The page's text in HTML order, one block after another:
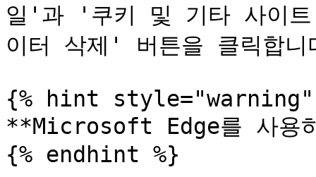
일'과 '쿠키 및 기타 사이
이터 삭제' 버튼을 클릭합
{% hint style="warning"
**Microsoft Edge를 사용
{% endhint %}